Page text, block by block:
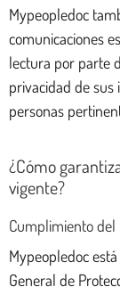
Mypeopledoc
comunicaciones
lectura por parte
privacidad de sus
personas
¿Cómo
vigente?
Cumplimiento del
Mypeopledoc
General de